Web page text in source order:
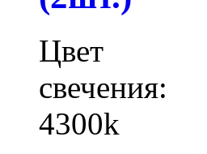
Цвет
свечения:
4300k